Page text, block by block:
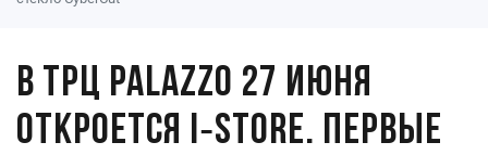
В ТРЦ Palazzo 27 июня
откроется i‑Store. Первые